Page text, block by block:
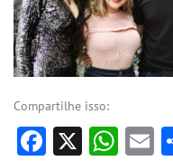
Compartilhe isso:
Facebook
X